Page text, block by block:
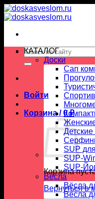
Skip
to
Искать:
Войти
Корзина /0₽
Корзина
Вернуться в
КАТАЛОГ
Доски
Сап
SUP
SUP-
SUP-
Вёсла
Вёсла
Весла